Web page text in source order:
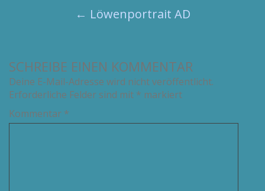
← Löwenportrait AD
SCHREIBE EINEN KOMMENTAR
Deine E-Mail-Adresse wird nicht veröffentlicht.
Erforderliche Felder sind mit * markiert
Kommentar *